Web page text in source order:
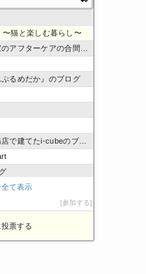
猫と楽しむ暮らし〜
ーケアの合間に綴るブログ
ぷるめだか』のブログ
建てたi-cubeのブログ
て表示
参加する
票する